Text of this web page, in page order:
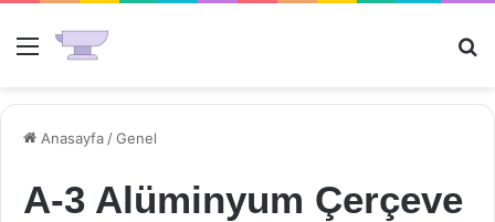
Menü
Anasayfa /Genel
A-3 Alüminyum Çerçeve